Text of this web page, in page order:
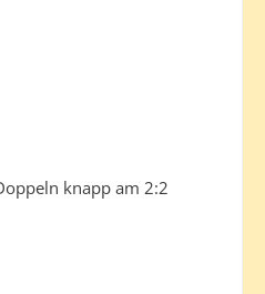
knapp am 2:2